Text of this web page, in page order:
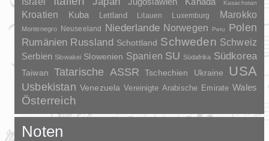
Kasachstan
Kroatien Kuba Lettland Litauen Luxemburg Marokko
Montenegro Neuseeland Niederlande Norwegen Peru
Polen
Rumänien Russland Schottland Schweden Schweiz
Serbien Slowakei Slowenien Spanien SU Südafrika Südkorea
Taiwan Tatarische ASSR Tschechien Ukraine USA
Usbekistan Venezuela Vereinigte Arabische Emirate Wales
Österreich
Noten